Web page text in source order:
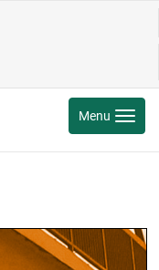
Toggle
Menu